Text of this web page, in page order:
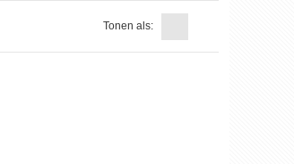
Tonen als: